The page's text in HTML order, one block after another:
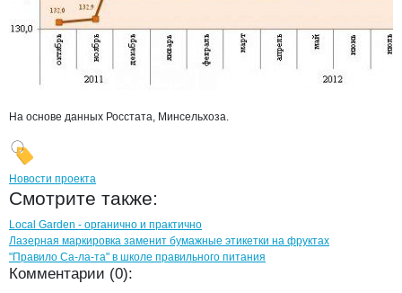
На основе данных Росстата, Минсельхоза.
Новости проекта
Смотрите также:
Local Garden - органично и практично
Лазерная маркировка заменит бумажные этикетки на фруктах
"Правило Са-ла-та" в школе правильного питания
Комментарии (0):